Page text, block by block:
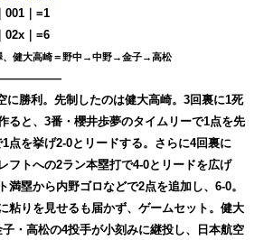
001｜=1
02x｜=6
、健大高崎＝野中→中野→金子→高松
に勝利。先制したのは健大高崎。3回裏に1死
ると、3番・櫻井歩夢のタイムリーで1点を先
点を挙げ2-0とリードする。さらに4回裏に
フトへの2ラン本塁打で4-0とリードを広げ
満塁から内野ゴロなどで2点を追加し、6-0。
粘りを見せるも届かず、ゲームセット。健大
・高松の4投手が小刻みに継投し、日本航空